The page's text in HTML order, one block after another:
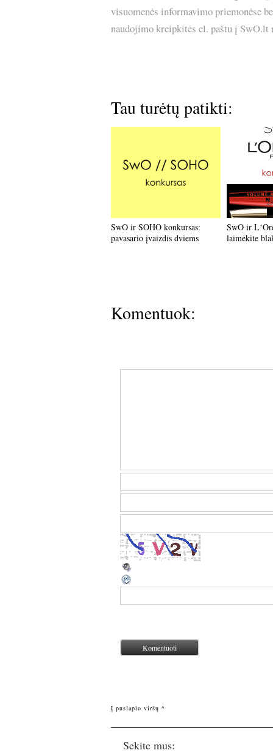
visuomenės informavimo priemonėse
naudojimo kreipkitės el. paštu į
Tau turėtų patikti:
SwO ir SOHO konkursas:
pavasario įvaizdis dviems
SwO ir
laimėkite
Komentuok:
Į puslapio viršų ^
Sekite mus: